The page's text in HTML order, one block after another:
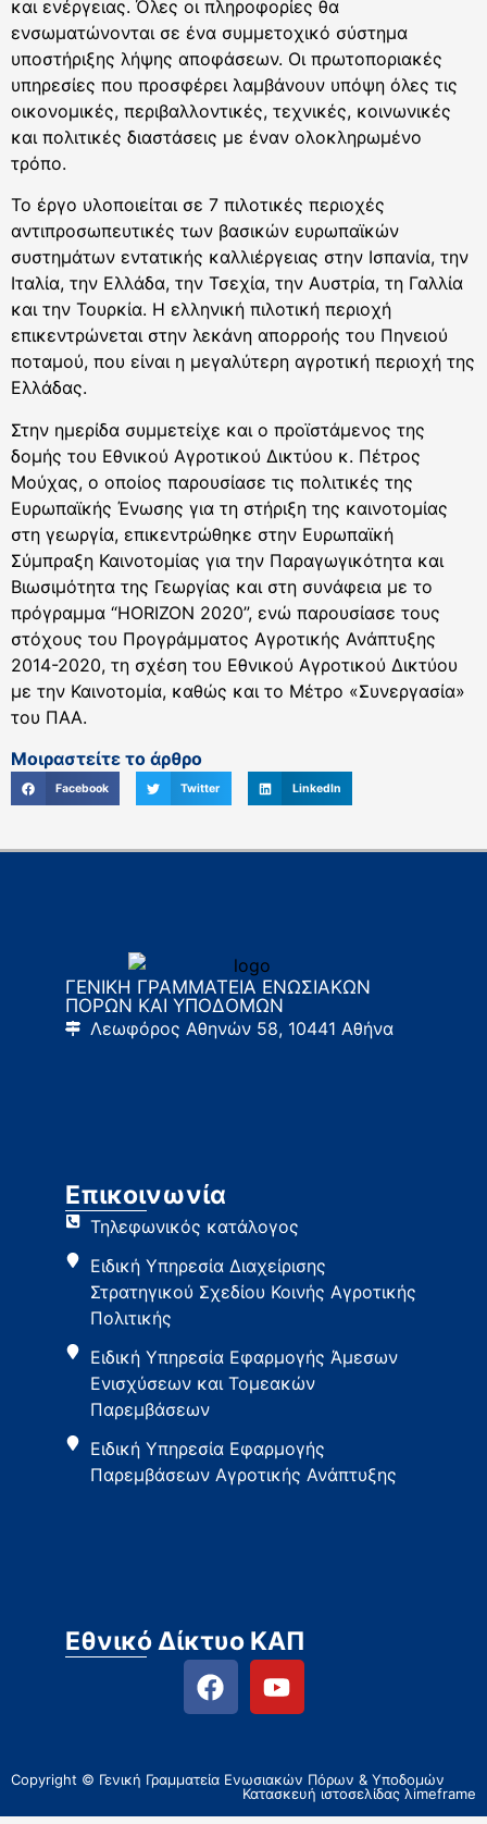
και ενέργειας. Όλες οι πληροφορίες θα
ενσωματώνονται σε ένα συμμετοχικό σύστημα
υποστήριξης λήψης αποφάσεων. Οι πρωτοποριακές
υπηρεσίες που προσφέρει λαμβάνουν υπόψη όλες τις
οικονομικές, περιβαλλοντικές, τεχνικές, κοινωνικές
και πολιτικές διαστάσεις με έναν ολοκληρωμένο
τρόπο.
Το έργο υλοποιείται σε 7 πιλοτικές περιοχές
αντιπροσωπευτικές των βασικών ευρωπαϊκών
συστημάτων εντατικής καλλιέργειας στην Ισπανία, την
Ιταλία, την Ελλάδα, την Τσεχία, την Αυστρία, τη Γαλλία
και την Τουρκία. Η ελληνική πιλοτική περιοχή
επικεντρώνεται στην λεκάνη απορροής του Πηνειού
ποταμού, που είναι η μεγαλύτερη αγροτική περιοχή της
Ελλάδας.
Στην ημερίδα συμμετείχε και ο προϊστάμενος της
δομής του Εθνικού Αγροτικού Δικτύου κ. Πέτρος
Μούχας, ο οποίος παρουσίασε τις πολιτικές της
Ευρωπαϊκής Ένωσης για τη στήριξη της καινοτομίας
στη γεωργία, επικεντρώθηκε στην Ευρωπαϊκή
Σύμπραξη Καινοτομίας για την Παραγωγικότητα και
Βιωσιμότητα της Γεωργίας και στη συνάφεια με το
πρόγραμμα “HORIZON 2020”, ενώ παρουσίασε τους
στόχους του Προγράμματος Αγροτικής Ανάπτυξης
2014-2020, τη σχέση του Εθνικού Αγροτικού Δικτύου
με την Καινοτομία, καθώς και το Μέτρο «Συνεργασία»
του ΠΑΑ.
Μοιραστείτε το άρθρο
Facebook Twitter LinkedIn
ΓΕΝΙΚΗ ΓΡΑΜΜΑΤΕΙΑ ΕΝΩΣΙΑΚΩΝ
ΠΟΡΩΝ ΚΑΙ ΥΠΟΔΟΜΩΝ
Λεωφόρος Αθηνών 58, 10441 Αθήνα
Επικοινωνία
Τηλεφωνικός κατάλογος
Ειδική Υπηρεσία Διαχείρισης
Στρατηγικού Σχεδίου Κοινής Αγροτικής
Πολιτικής
Ειδική Υπηρεσία Εφαρμογής Άμεσων
Ενισχύσεων και Τομεακών
Παρεμβάσεων
Ειδική Υπηρεσία Εφαρμογής
Παρεμβάσεων Αγροτικής Ανάπτυξης
Εθνικό Δίκτυο ΚΑΠ
Copyright © Γενική Γραμματεία Ενωσιακών Πόρων & Υποδομών
Κατασκευή ιστοσελίδας λimeframe